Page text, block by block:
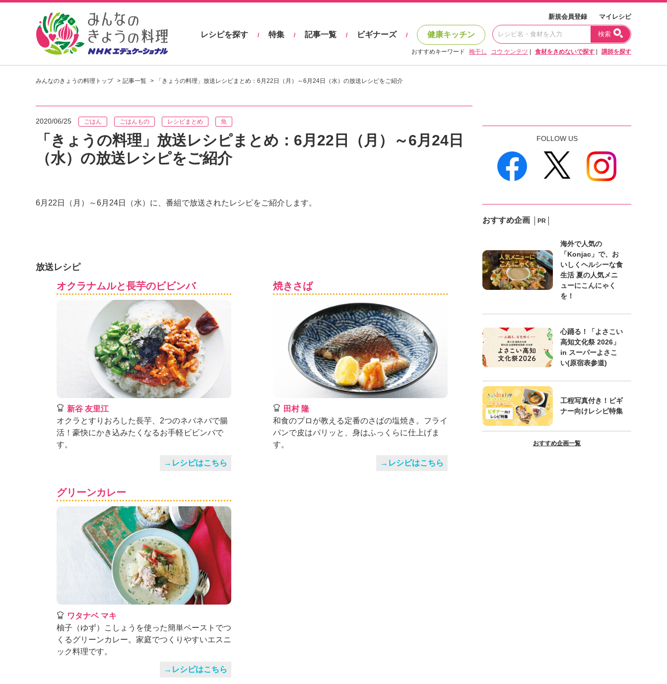
し
ピ
を
見
つ
け
N
ー
シ
ョ
ナ
ル
「
み
ん
な
の
き
ょ
料
理
新規会員登録 マイレシピ
レシピを探す / 特集 / 記事一覧 / ビギナーズ / 健康キッチン 検索
おすすめキーワード 梅干し コウ ケンテツ 食材をきめないで探す 講師を探す
みんなのきょうの料理トップ 記事一覧 「きょうの料理」放送レシピまとめ：6月22日（月）～6月24日（水）の放送レシピをご紹介
2020/06/25 ごはん ごはんもの レシピまとめ 魚
「きょうの料理」放送レシピまとめ：6月22日（月）～6月24日
（水）の放送レシピをご紹介
6月22日（月）～6月24日（水）に、番組で放送されたレシピをご紹介します。
放送レシピ
オクラナムルと長芋のビビンバ
新谷 友里江
オクラとすりおろした長芋、2つのネバネバで腸
活！豪快にかき込みたくなるお手軽ビビンバで
す。
→レシピはこちら
焼きさば
田村 隆
和食のプロが教える定番のさばの塩焼き。フライ
パンで皮はパリッと、身はふっくらに仕上げま
す。
→レシピはこちら
グリーンカレー
ワタナベ マキ
柚子（ゆず）こしょうを使った簡単ペーストでつ
くるグリーンカレー。家庭でつくりやすいエスニ
ック料理です。
→レシピはこちら
FOLLOW US
おすすめ企画 PR
海外で人気の
「Konjac」で、お
いしくヘルシーな食
生活 夏の人気メニ
ューにこんにゃく
を！
心踊る！「よさこい
高知文化祭 2026」
in スーパーよさこ
い(原宿表参道)
工程写真付き！ビギ
ナー向けレシピ特集
おすすめ企画一覧